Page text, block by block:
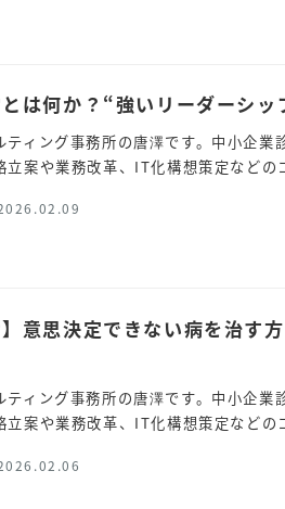
は何か？“強いリーダーシ
ティング事務所の唐澤です。中小企
立案や業務改革、IT化構想策定など
】意思決定できない病を治す
ティング事務所の唐澤です。中小企
立案や業務改革、IT化構想策定など